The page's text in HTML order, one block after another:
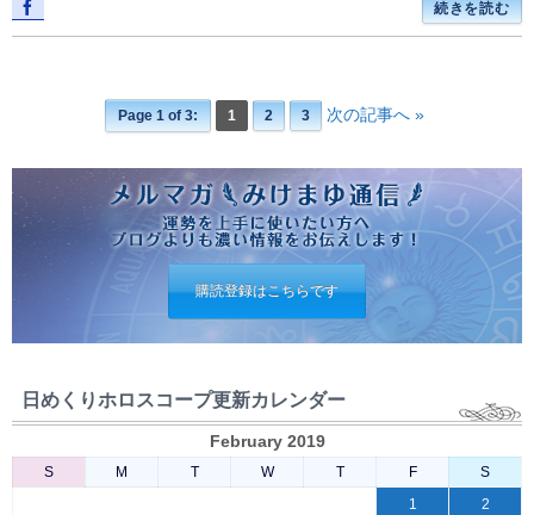
続きを読む
Page 1 of 3: 1 2 3 次の記事へ »
購読登録はこちらです
日めくりホロスコープ更新カレンダー
February 2019
S M T W T F
S
1
2